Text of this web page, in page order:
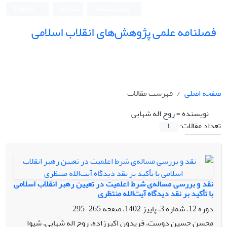
فصلنامه علمی پژوهش‌های انقلاب اسلامی
صفحه اصلی
فهرست مقالات
نویسنده =روح اله شهابی
تعداد مقالات:
1
نقد و بررسی مساله‌ی شرط اعلمیت در تعیین رهبر انقلاب اسلامی
با تأکید بر نقد دیدگاه آیت‌الله منتظری
دوره 12، شماره 3، پاییز 1402، صفحه
265-295
محسن حسین دوست، فریدون اکبرزاده، روح اله شهابی، شیوا